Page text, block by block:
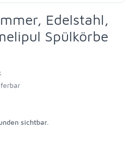
Edelstahl,
Spülkörbe
sichtbar.